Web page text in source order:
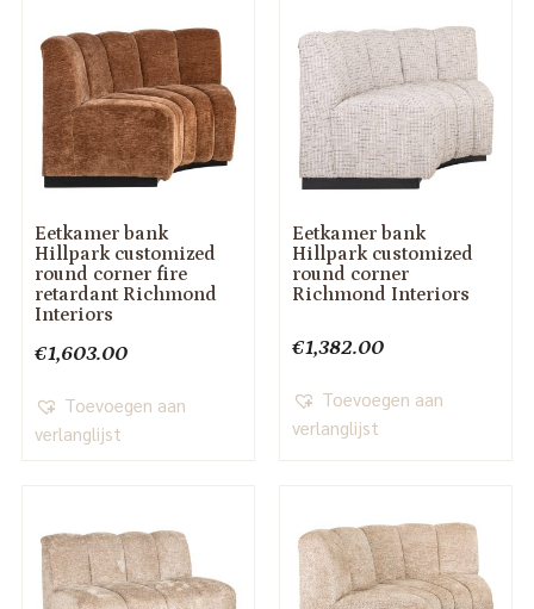
Eetkamer bank
Hillpark customized
round corner fire
retardant Richmond
Interiors
€1,603.00
Toevoegen aan
verlanglijst
Eetkamer bank
Hillpark customized
round corner
Richmond Interiors
€1,382.00
Toevoegen aan
verlanglijst